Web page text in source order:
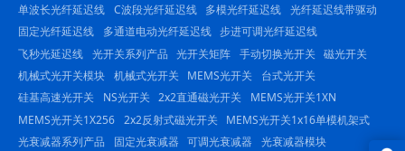
单波长光纤延迟线 C波段光纤延迟线 多模光纤延迟线 光纤延迟线带驱动
固定光纤延迟线
多通道电动光纤延迟线 步进可调光纤延迟线
飞秒光延迟线 光开关系列产品 光开关矩阵 手动切换光开关 磁光开关
机械式光开关模块 机械式光开关 MEMS光开关
台式光开关
硅基高速光开关
NS光开关 2x2直通磁光开关
MEMS光开关1XN
MEMS光开关1X256 2x2反射式磁光开关
MEMS光开关1x16单模机架式
光衰减器系列产品
固定光衰减器 可调光衰减器
光衰减器模块